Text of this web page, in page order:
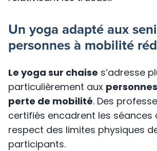
Un yoga adapté aux
personnes à mobilité
Le yoga sur chaise s’adresse
particulièrement aux
perte de mobilité. Des
certifiés encadrent les séances
respect des limites physiques
participants.